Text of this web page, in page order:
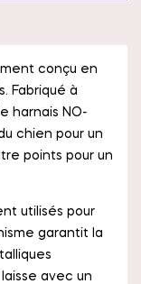
conçu en
Fabriqué à
harnais NO-
chien pour un
points pour un
utilisés pour
garantit la
avec un